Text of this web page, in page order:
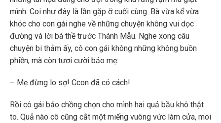
mình. Coi như đây là lần gặp ỡ cuối cùng. Bà vừa kể vừa
khóc cho con gái nghe về những chuyện không vui dọc
đường và lời bà thề trước Thánh Mẫu. Nghe xong câu
chuyện bi thảm ấy, cô con gái không những không buồn
phiền, mà còn tươi cười bảo mẹ:
– Mẹ đừng lo sợ! Ccon đã có cách!
Rồi cô gái bảo chồng chọn cho mình hai quả bầu khô thật
to. Quả nào cô cũng cắt một miếng vuông vức làm cửa, moi